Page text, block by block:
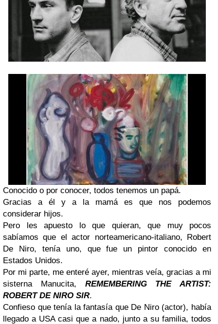
Conocido o por conocer, todos tenemos un papá.
Gracias a él y a la mamá es que nos podemos
considerar hijos.
Pero les apuesto lo que quieran, que muy pocos
sabíamos que el actor norteamericano-italiano, Robert
De Niro, tenía uno, que fue un pintor conocido en
Estados Unidos.
Por mi parte, me enteré ayer, mientras veía, gracias a mi
sisterna Manucita, REMEMBERING THE ARTIST:
ROBERT DE NIRO SIR.
Confieso que tenía la fantasía que De Niro (actor), había
llegado a USA casi que a nado, junto a su familia, todos